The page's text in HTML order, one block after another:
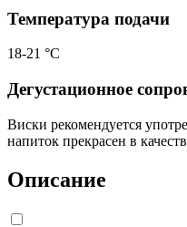
Температура подачи
18-21 °С
Дегустационное
Виски рекомендуется
напиток прекрасен в
Описание